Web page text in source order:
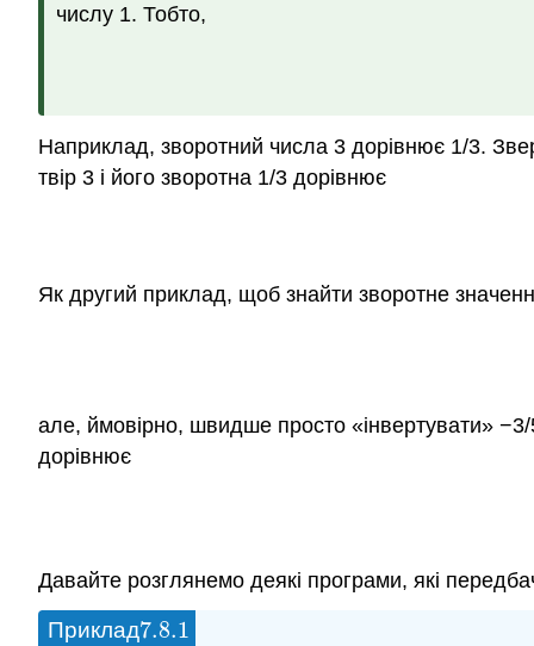
числу 1. Тобто,
Наприклад, зворотний числа 3 дорівнює 1/3.
твір 3 і його зворотна 1/3 дорівнює
Як другий приклад, щоб знайти зворотне
але, ймовірно, швидше просто «інвертувати»
дорівнює
Давайте розглянемо деякі програми, які
Приклад7.8.1
7.8.1